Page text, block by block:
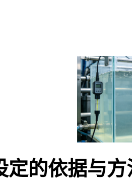
定的依据与方